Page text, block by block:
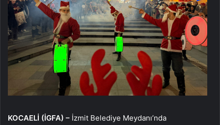
KOCAELİ (İGFA) – İzmit Belediye Meydanı’nda